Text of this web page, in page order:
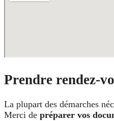
Prendre rendez-
La plupart des démarches
Merci de préparer vos